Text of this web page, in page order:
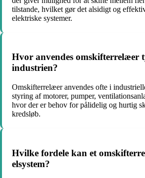
tilstande, hvilket gør det alsidigt og
elektriske systemer.
Hvor anvendes omskifterrelæer
industrien?
Omskifterrelæer anvendes ofte i
styring af motorer, pumper,
hvor der er behov for pålidelig og hurtig
kredsløb.
Hvilke fordele kan et
elsystem?